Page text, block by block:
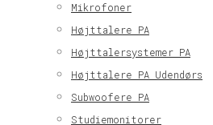
Mikrofoner
Højttalere PA
Højttalersystemer PA
Højttalere PA Udendørs
Subwoofere PA
Studiemonitorer